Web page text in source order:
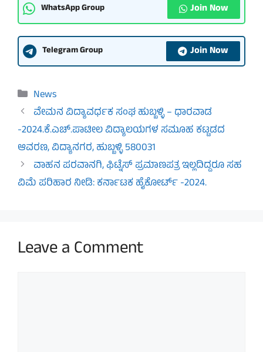
WhatsApp Group Join Now
Telegram Group Join Now
Categories
News
ವೇಮನ ವಿದ್ಯಾವರ್ಧಕ ಸಂಘ ಹುಬ್ಬಳ್ಳಿ – ಧಾರವಾಡ
-2024.ಕೆ.ಎಚ್.ಪಾಟೀಲ ವಿದ್ಯಾಲಯಗಳ ಸಮೂಹ ಕಟ್ಟಡದ
ಆವರಣ, ವಿದ್ಯಾನಗರ, ಹುಬ್ಬಳ್ಳಿ 580031
ವಾಹನ ಪರವಾನಗಿ, ಫಿಟ್ನೆಸ್ ಪ್ರಮಾಣಪತ್ರ ಇಲ್ಲದಿದ್ದರೂ ಸಹ
ವಿಮೆ ಪರಿಹಾರ ನೀಡಿ: ಕರ್ನಾಟಕ ಹೈಕೋರ್ಟ್ -2024.
Leave a Comment